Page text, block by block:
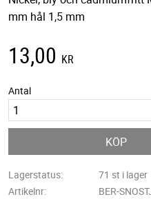
mm hål 1,5 mm
13,00 KR
Antal
KÖP
Lagerstatus
71 st i lager
Artikelnr
BER-